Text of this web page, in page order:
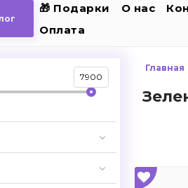
🎁 Подарки О нас
Оплата
Главная
7900